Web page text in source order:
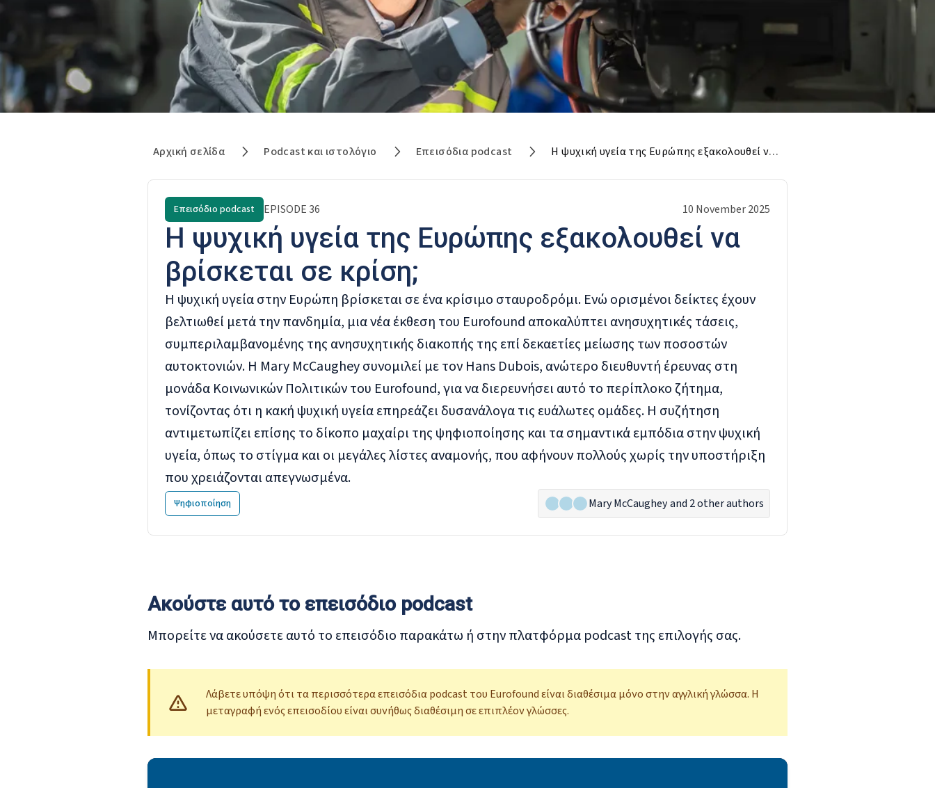
Αρχική σελίδα Podcast και ιστολόγιο Επεισόδια podcast Η ψυχική υγεία της Ευρώπης εξακολουθεί να βρίσκεται σε κρίση;
Επεισόδιο podcast EPISODE36 10 November 2025
Η ψυχική υγεία της Ευρώπης εξακολουθεί να
βρίσκεται σε κρίση;
Η ψυχική υγεία στην Ευρώπη βρίσκεται σε ένα κρίσιμο σταυροδρόμι. Ενώ ορισμένοι δείκτες έχουν
βελτιωθεί μετά την πανδημία, μια νέα έκθεση του Eurofound αποκαλύπτει ανησυχητικές τάσεις,
συμπεριλαμβανομένης της ανησυχητικής διακοπής της επί δεκαετίες μείωσης των ποσοστών
αυτοκτονιών. Η Mary McCaughey συνομιλεί με τον Hans Dubois, ανώτερο διευθυντή έρευνας στη
μονάδα Κοινωνικών Πολιτικών του Eurofound, για να διερευνήσει αυτό το περίπλοκο ζήτημα,
τονίζοντας ότι η κακή ψυχική υγεία επηρεάζει δυσανάλογα τις ευάλωτες ομάδες. Η συζήτηση
αντιμετωπίζει επίσης το δίκοπο μαχαίρι της ψηφιοποίησης και τα σημαντικά εμπόδια στην ψυχική
υγεία, όπως το στίγμα και οι μεγάλες λίστες αναμονής, που αφήνουν πολλούς χωρίς την υποστήριξη
που χρειάζονται απεγνωσμένα.
Ψηφιοποίηση Mary McCaugheyand 2 other authors
Ακούστε αυτό το επεισόδιο podcast
Μπορείτε να ακούσετε αυτό το επεισόδιο παρακάτω ή στην πλατφόρμα podcast της επιλογής σας.
Λάβετε υπόψη ότι τα περισσότερα επεισόδια podcast του Eurofound είναι διαθέσιμα μόνο στην αγγλική γλώσσα. Η
μεταγραφή ενός επεισοδίου είναι συνήθως διαθέσιμη σε επιπλέον γλώσσες.